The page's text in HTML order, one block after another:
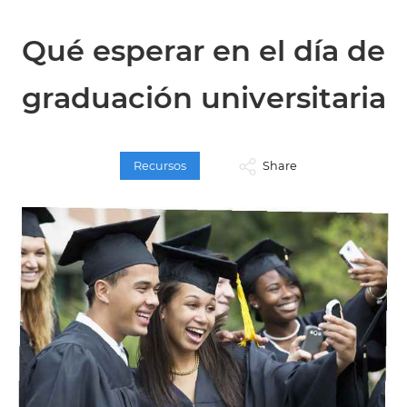
Qué esperar en el día de
graduación universitaria
Recursos Share